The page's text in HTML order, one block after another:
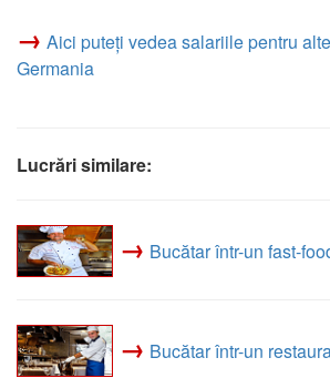
→ Aici puteți vedea salariile pentru
Germania
Lucrări similare:
→ Bucătar într-un fast-
→ Bucătar într-un